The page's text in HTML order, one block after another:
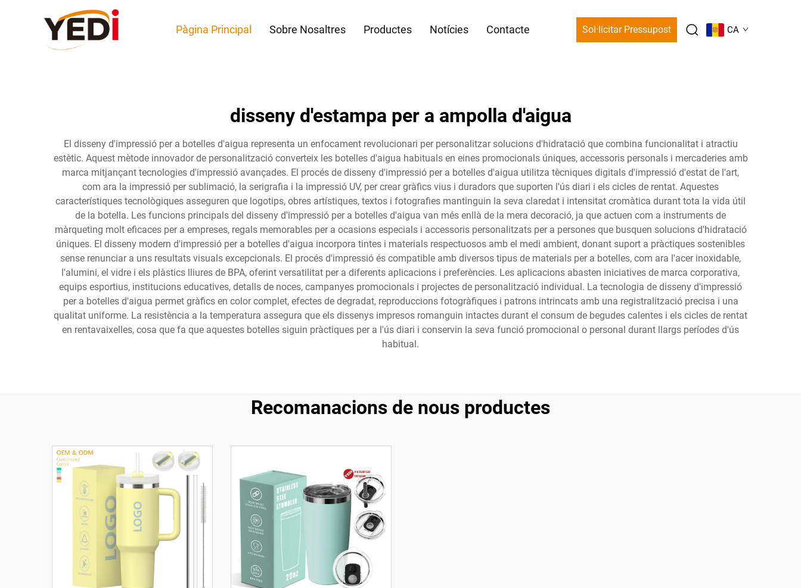
Pàgina Principal Sobre Nosaltres Productes Notícies Contacte Sol·licitar Pressupost CA
disseny d'estampa per a ampolla d'aigua
El disseny d'impressió per a botelles d'aigua representa un enfocament revolucionari per personalitzar solucions d'hidratació que combina funcionalitat i atractiu
estètic. Aquest mètode innovador de personalització converteix les botelles d'aigua habituals en eines promocionals úniques, accessoris personals i mercaderies amb
marca mitjançant tecnologies d'impressió avançades. El procés de disseny d'impressió per a botelles d'aigua utilitza tècniques digitals d'impressió d'estat de l'art,
com ara la impressió per sublimació, la serigrafia i la impressió UV, per crear gràfics vius i duradors que suporten l'ús diari i els cicles de rentat. Aquestes
característiques tecnològiques asseguren que logotips, obres artístiques, textos i fotografies mantinguin la seva claredat i intensitat cromàtica durant tota la vida útil
de la botella. Les funcions principals del disseny d'impressió per a botelles d'aigua van més enllà de la mera decoració, ja que actuen com a instruments de
màrqueting molt eficaces per a empreses, regals memorables per a ocasions especials i accessoris personalitzats per a persones que busquen solucions d'hidratació
úniques. El disseny modern d'impressió per a botelles d'aigua incorpora tintes i materials respectuosos amb el medi ambient, donant suport a pràctiques sostenibles
sense renunciar a uns resultats visuals excepcionals. El procés d'impressió és compatible amb diversos tipus de materials per a botelles, com ara l'acer inoxidable,
l'alumini, el vidre i els plàstics lliures de BPA, oferint versatilitat per a diferents aplicacions i preferències. Les aplicacions abasten iniciatives de marca corporativa,
equips esportius, institucions educatives, detalls de noces, campanyes promocionals i projectes de personalització individual. La tecnologia de disseny d'impressió
per a botelles d'aigua permet gràfics en color complet, efectes de degradat, reproduccions fotogràfiques i patrons intrincats amb una registralització precisa i una
qualitat uniforme. La resistència a la temperatura assegura que els dissenys impresos romanguin intactes durant el consum de begudes calentes i els cicles de rentat
en rentavaixelles, cosa que fa que aquestes botelles siguin pràctiques per a l'ús diari i conservin la seva funció promocional o personal durant llargs períodes d'ús
habitual.
Recomanacions de nous productes